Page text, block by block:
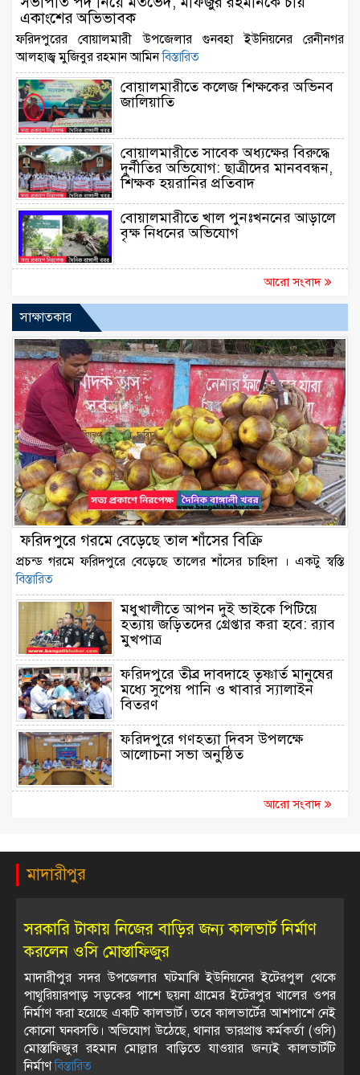
একাংশের অভিভাবক
ফরিদপুরের বোয়ালমারী উপজেলার গুনবহা ইউনিয়নের রেনীনগর
আলহাজ্ব মুজিবুর রহমান আমিনবিস্তারিত
বোয়ালমারীতে কলেজ শিক্ষকের অভিনব
জালিয়াতি
বোয়ালমারীতে সাবেক অধ্যক্ষের বিরুদ্ধে
দুর্নীতির অভিযোগ: ছাত্রীদের মানববন্ধন,
শিক্ষক হয়রানির প্রতিবাদ
বোয়ালমারীতে খাল পুনঃখননের আড়ালে
বৃক্ষ নিধনের অভিযোগ
আরো সংবাদ
সাক্ষাতকার
ফরিদপুরে গরমে বেড়েছে তাল শাঁসের বিক্রি
প্রচন্ড গরমে ফরিদপুরে বেড়েছে তালের শাঁসের চাহিদা । একটু স্বস্তি
বিস্তারিত
মধুখালীতে আপন দুই ভাইকে পিটিয়ে
হত্যায় জড়িতদের গ্রেপ্তার করা হবে: র‌্যাব
মুখপাত্র
ফরিদপুরে তীব্র দাবদাহে তৃষ্ণার্ত মানুষের
মধ্যে সুপেয় পানি ও খাবার স্যালাইন
বিতরণ
ফরিদপুরে গণহত্যা দিবস উপলক্ষে
আলোচনা সভা অনুষ্ঠিত
আরো সংবাদ
মাদারীপুর
সরকারি টাকায় নিজের বাড়ির জন্য কালভার্ট নির্মাণ
করলেন ওসি মোস্তাফিজুর
মাদারীপুর সদর উপজেলার ঘটমাঝি ইউনিয়নের ইটেরপুল থেকে
পাথুরিয়ারপাড় সড়কের পাশে ছয়না গ্রামের ইটেরপুর খালের ওপর
নির্মাণ করা হয়েছে একটি কালভার্ট। তবে কালভার্টের আশপাশে নেই
কোনো ঘনবসতি। অভিযোগ উঠেছে, থানার ভারপ্রাপ্ত কর্মকর্তা (ওসি)
মোস্তাফিজুর রহমান মোল্লার বাড়িতে যাওয়ার জন্যই কালভার্টটি
নির্মাণবিস্তারিত